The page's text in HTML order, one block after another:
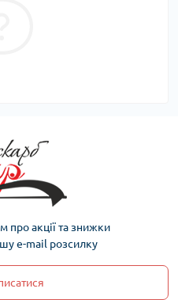
про акції та знижки
e-mail розсилку